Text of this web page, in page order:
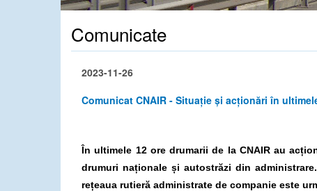
Comunicate
2023-11-26
Comunicat CNAIR - Situație și acționări în
În ultimele 12 ore drumarii de la CNAIR au
drumuri naționale și autostrăzi din
rețeaua rutieră administrate de companie este